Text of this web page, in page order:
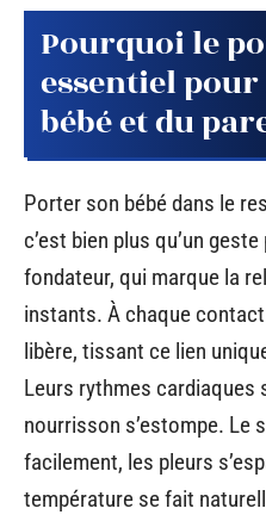
Pourquoi le
essentiel
bébé et du
Porter son bébé dans le
c’est bien plus qu’un
fondateur, qui marque la
instants. À chaque
libère, tissant ce lien
Leurs rythmes cardiaques
nourrisson s’estompe. Le
facilement, les pleurs
température se fait